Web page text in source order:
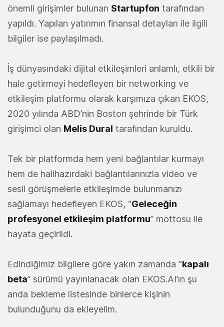
önemli girişimler bulunan Startupfon tarafından
yapıldı. Yapılan yatırımın finansal detayları ile ilgili
bilgiler ise paylaşılmadı.
İş dünyasındaki dijital etkileşimleri anlamlı, etkili bir
hale getirmeyi hedefleyen bir networking ve
etkileşim platformu olarak karşımıza çıkan EKOS,
2020 yılında ABD’nin Boston şehrinde bir Türk
girişimci olan Melis Dural tarafından kuruldu.
Tek bir platformda hem yeni bağlantılar kurmayı
hem de halihazırdaki bağlantılarınızla video ve
sesli görüşmelerle etkileşimde bulunmanızı
sağlamayı hedefleyen EKOS, “Geleceğin
profesyonel etkileşim platformu” mottosu ile
hayata geçirildi.
Edindiğimiz bilgilere göre yakın zamanda “kapalı
beta” sürümü yayınlanacak olan EKOS.AI’ın şu
anda bekleme listesinde binlerce kişinin
bulunduğunu da ekleyelim.